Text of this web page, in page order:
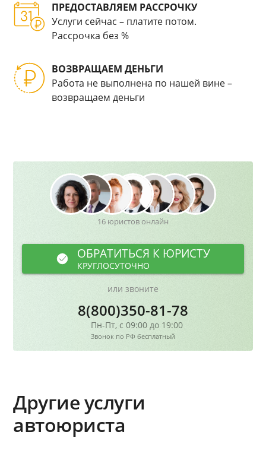
ПРЕДОСТАВЛЯЕМ РАССРОЧКУ
Услуги сейчас – платите потом.
Рассрочка без %
ВОЗВРАЩАЕМ ДЕНЬГИ
Работа не выполнена по нашей вине –
возвращаем деньги
16 юристов онлайн
ОБРАТИТЬСЯ К ЮРИСТУ
КРУГЛОСУТОЧНО
или звоните
8(800)350-81-78
Пн-Пт, с 09:00 до 19:00
Звонок по РФ бесплатный
Другие услуги
автоюриста